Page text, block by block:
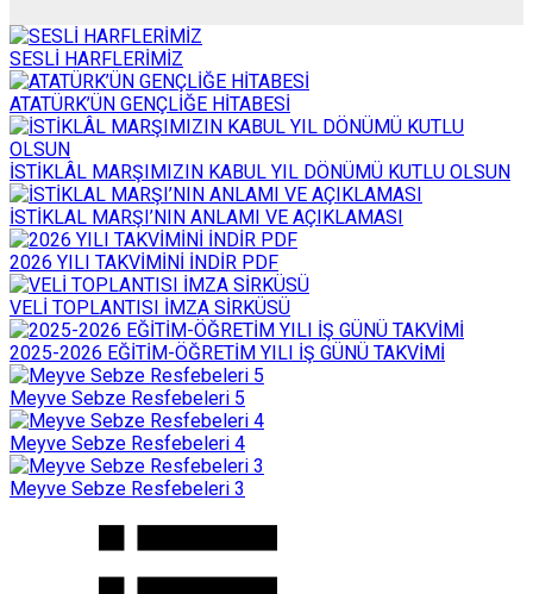
SESLİ HARFLERİMİZ
ATATÜRK’ÜN GENÇLİĞE HİTABESİ
İSTİKLÂL MARŞIMIZIN KABUL YIL DÖNÜMÜ KUTLU OLSUN
İSTİKLAL MARŞI’NIN ANLAMI VE AÇIKLAMASI
2026 YILI TAKVİMİNİ İNDİR PDF
VELİ TOPLANTISI İMZA SİRKÜSÜ
2025-2026 EĞİTİM-ÖĞRETİM YILI İŞ GÜNÜ TAKVİMİ
Meyve Sebze Resfebeleri 5
Meyve Sebze Resfebeleri 4
Meyve Sebze Resfebeleri 3